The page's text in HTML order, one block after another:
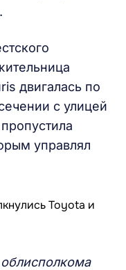
двигалась по
с улицей
управлял